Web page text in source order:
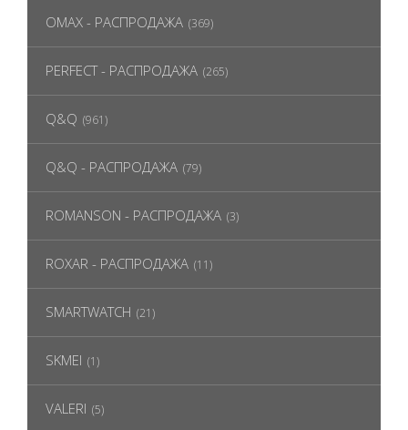
OMAX - РАСПРОДАЖА (369)
PERFECT - РАСПРОДАЖА (265)
Q&Q (961)
Q&Q - РАСПРОДАЖА (79)
ROMANSON - РАСПРОДАЖА (3)
ROXAR - РАСПРОДАЖА (11)
SMARTWATCH (21)
SKMEI (1)
VALERI (5)